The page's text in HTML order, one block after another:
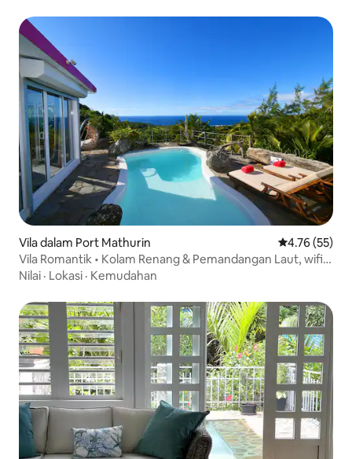
Vila dalam Port Mathurin Penarafan
4.76 (55)
Vila Romantik • Kolam Renang & Pemandangan Laut, wifi
pantas
Nilai · Lokasi · Kemudahan